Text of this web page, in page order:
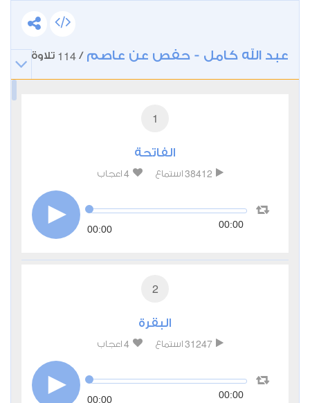
عبد الله كامل - حفص عن عاصم /
114 تلاوة
1
الفاتحة
38412 استماع 4 اعجاب
00:00 00:00
2
البقرة
31247 استماع 4 اعجاب
00:00 00:00